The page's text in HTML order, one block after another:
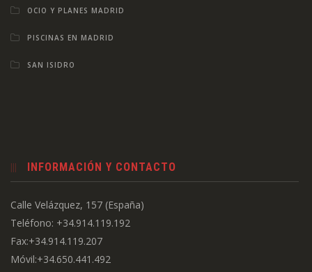
OCIO Y PLANES MADRID
PISCINAS EN MADRID
SAN ISIDRO
INFORMACIÓN Y CONTACTO
Calle Velázquez, 157 (España)
Teléfono: +34.914.119.192
Fax:+34.914.119.207
Móvil:+34.650.441.492